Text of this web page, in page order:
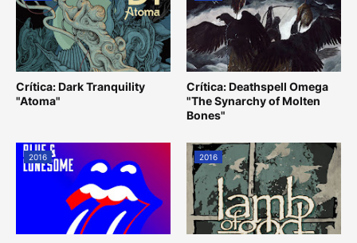
Crítica: Dark Tranquility
"Atoma"
Crítica: Deathspell Omega
"The Synarchy of Molten
Bones"
2016 2016